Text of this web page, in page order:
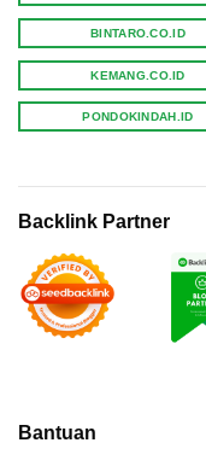
Bantuan
BINTARO.CO.ID
KEMANG.CO.ID
PONDOKINDAH.ID
Backlink Partner